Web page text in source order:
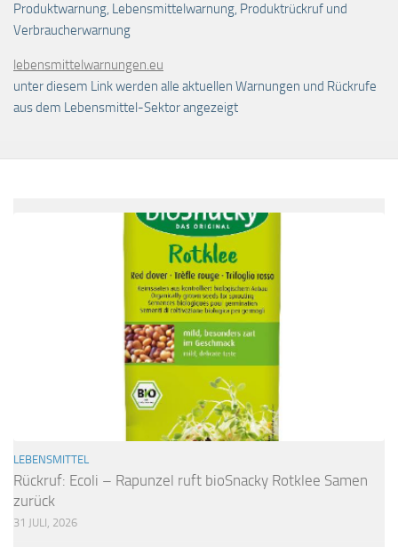
Produktwarnung, Lebensmittelwarnung, Produktrückruf und
Verbraucherwarnung
lebensmittelwarnungen.eu
unter diesem Link werden alle aktuellen Warnungen und Rückrufe
aus dem Lebensmittel-Sektor angezeigt
LEBENSMITTEL
Rückruf: Ecoli – Rapunzel ruft bioSnacky Rotklee Samen
zurück
31 JULI, 2026